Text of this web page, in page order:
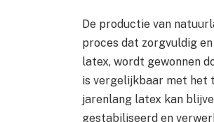
De productie van
proces dat zorgvuldig
latex, wordt gewonnen
is vergelijkbaar met het
jarenlang latex kan
gestabiliseerd en